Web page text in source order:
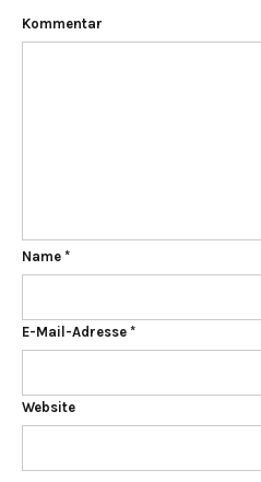
Kommentar
Name *
E-Mail-Adresse *
Website